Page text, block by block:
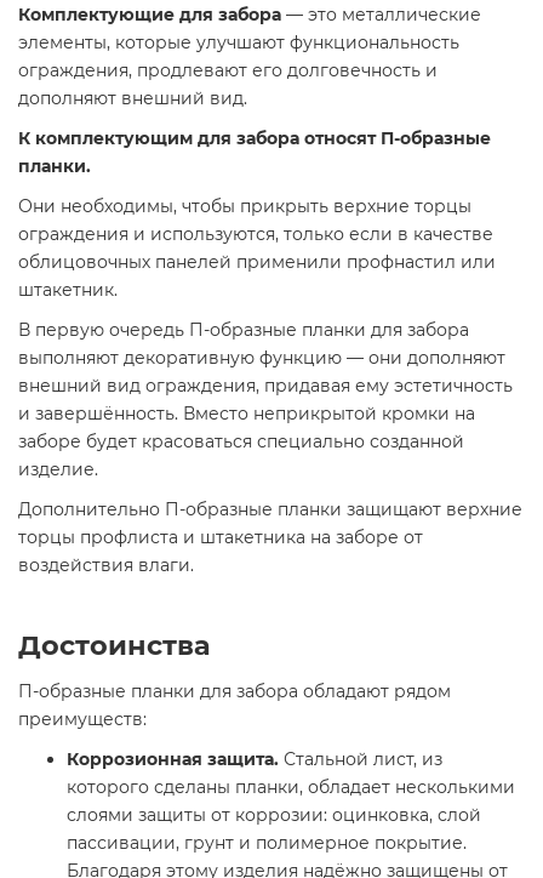
Комплектующие для забора — это металлические
элементы, которые улучшают функциональность
ограждения, продлевают его долговечность и
дополняют внешний вид.
К комплектующим для забора относят П-образные
планки.
Они необходимы, чтобы прикрыть верхние торцы
ограждения и используются, только если в качестве
облицовочных панелей применили профнастил или
штакетник.
В первую очередь П-образные планки для забора
выполняют декоративную функцию — они дополняют
внешний вид ограждения, придавая ему эстетичность
и завершённость. Вместо неприкрытой кромки на
заборе будет красоваться специально созданной
изделие.
Дополнительно П-образные планки защищают верхние
торцы профлиста и штакетника на заборе от
воздействия влаги.
Достоинства
П-образные планки для забора обладают рядом
преимуществ:
Коррозионная защита. Стальной лист, из
которого сделаны планки, обладает несколькими
слоями защиты от коррозии: оцинковка, слой
пассивации, грунт и полимерное покрытие.
Благодаря этому изделия надёжно защищены от